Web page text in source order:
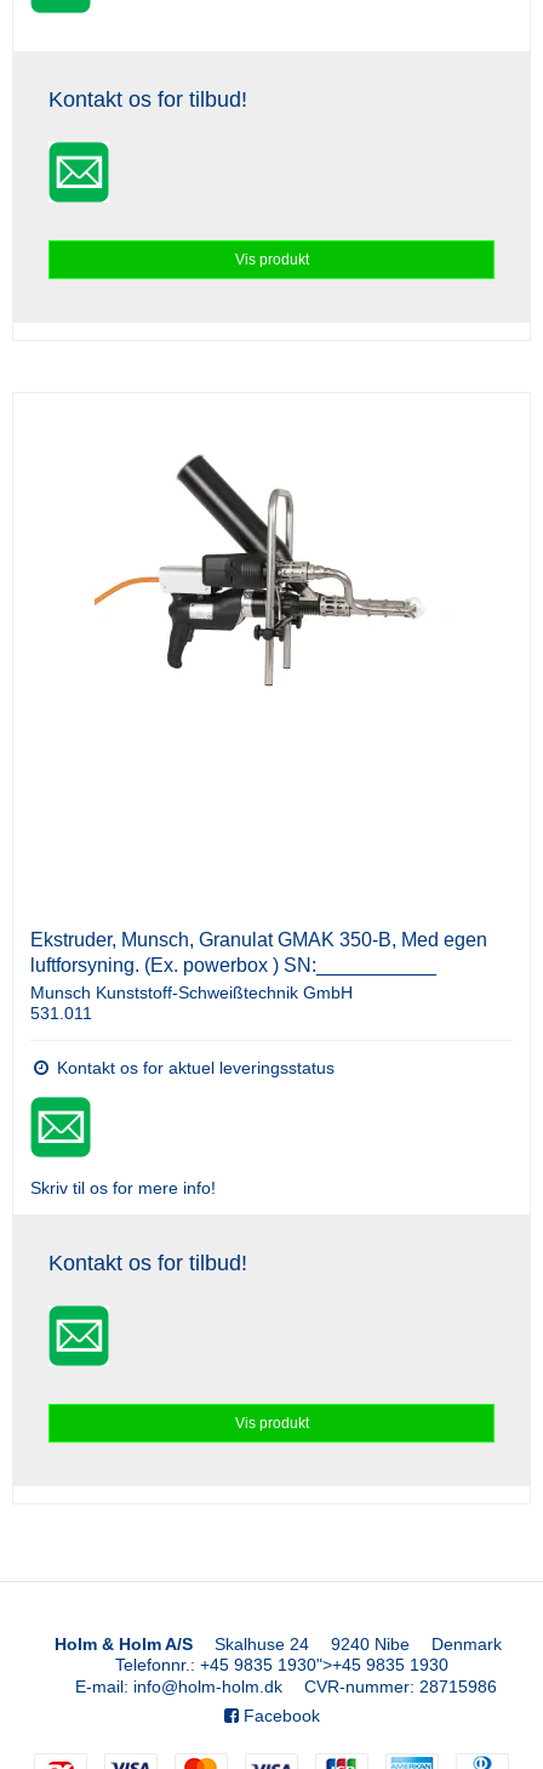
Kontakt os for tilbud!
Vis produkt
Ekstruder, Munsch, Granulat GMAK 350-B, Med egen
luftforsyning. (Ex. powerbox ) SN:___________
Munsch Kunststoff-Schweißtechnik GmbH
531.011
Kontakt os for aktuel leveringsstatus
Skriv til os for mere info!
Kontakt os for tilbud!
Vis produkt
Holm & Holm A/S Skalhuse 24 9240 Nibe
Denmark
Telefonnr.: +45 9835 1930">+45 9835 1930
E-mail: info@holm-holm.dk CVR-nummer: 28715986
Facebook